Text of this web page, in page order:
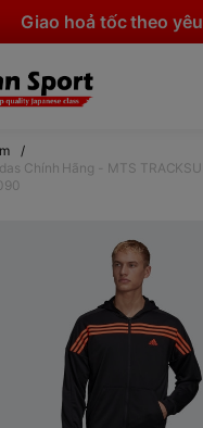
Giao hoả tốc theo
/
Chính Hãng - MTS